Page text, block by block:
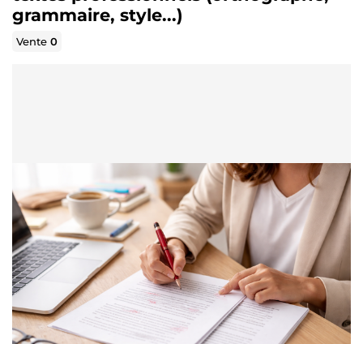
grammaire, style...)
Vente0